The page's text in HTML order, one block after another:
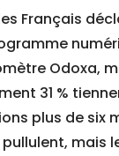
Français
Odoxa,
31 %
plus de six
mais